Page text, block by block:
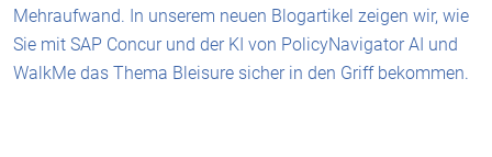
Mehraufwand. In unserem neuen Blogartikel zeigen wir, wie
Sie mit SAP Concur und der KI von PolicyNavigator AI und
WalkMe das Thema Bleisure sicher in den Griff bekommen.